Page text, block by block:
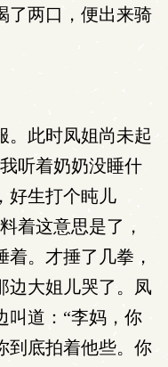
了两口，便出来骑
此时凤姐尚未起
听着奶奶没睡什
好生打个盹儿
着这意思是了，
。才捶了几拳，
边大姐儿哭了。凤
叫道：“李妈，你
到底拍着他些。你